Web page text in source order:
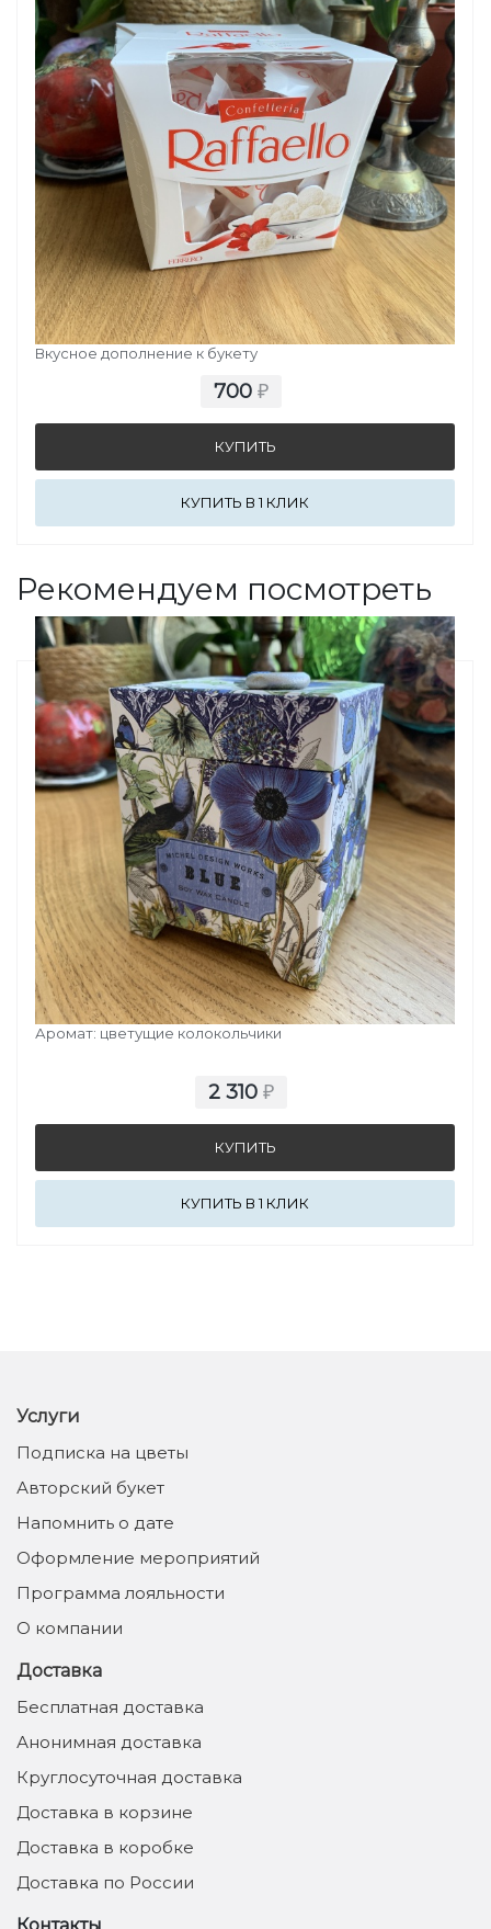
КОНФЕТЫ RAFFAELLO
Вкусное дополнение к букету
700 ₽
КУПИТЬ В 1 КЛИК
Рекомендуем посмотреть
СВЕЧА БЛУ
Аромат: цветущие колокольчики
2 310 ₽
КУПИТЬ В 1 КЛИК
Услуги
Подписка на цветы
Авторский букет
Напомнить о дате
Оформление мероприятий
Программа лояльности
О компании
Доставка
Бесплатная доставка
Анонимная доставка
Круглосуточная доставка
Доставка в корзине
Доставка в коробке
Доставка по России
Контакты